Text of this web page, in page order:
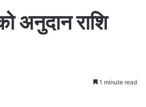
राशि
1 minute read